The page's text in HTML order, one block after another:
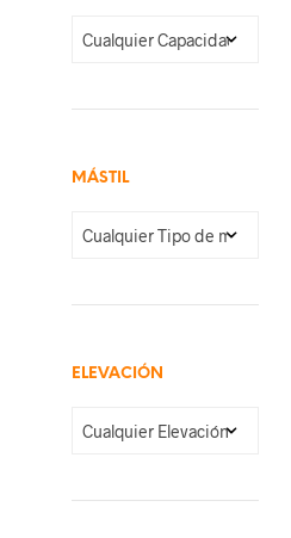
MÁSTIL
ELEVACIÓN